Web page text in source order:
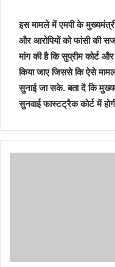
इस मामले में एमपी के
और आरोपियों को फांसी की
मांग की है कि सुप्रीम कोर्ट
किया जाए जिससे कि ऐसे
सुनाई जा सके. बता दें कि
सुनवाई फास्टट्रैक कोर्ट में